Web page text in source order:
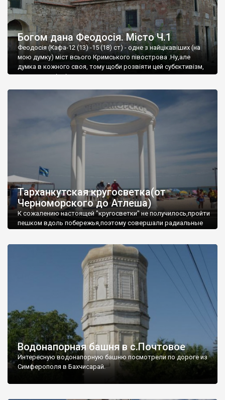
Богом дана Феодосія. Місто Ч.1
Феодосія (Кафа-12 (13) -15 (18) ст) - одне з найцікавіших (на
мою думку) міст всього Кримського півострова .Ну,але
думка в кожного своя, тому щоби розвіяти цей субєктивізм,
запрошую відвідати це
Тарханкутская кругосветка(от
Черноморского до Атлеша)
К сожалению настоящей "кругосветки" не получилось,пройти
пешком вдоль побережья,поэтому совершали радиальные
Водонапорная башня в с.Почтовое
Интересную водонапорную башню посмотрели по дороге из
Симферополя в Бахчисарай.